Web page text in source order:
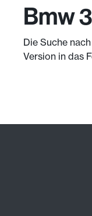
Bmw
Die Suche
Version in das